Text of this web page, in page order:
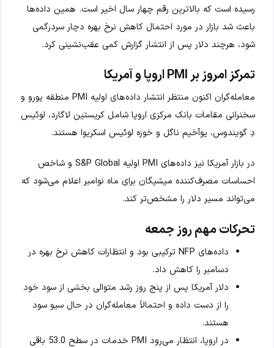
رسیده است که بالاترین رقم چهار سال اخیر است. همین داده‌ها
باعث شد بازار در مورد احتمال کاهش نرخ بهره دچار سردرگمی
شود، هرچند دلار پس از انتشار گزارش کمی عقب‌نشینی کرد.
تمرکز امروز بر PMI اروپا و آمریکا
معامله‌گران اکنون منتظر انتشار داده‌های اولیه PMI منطقه یورو و
سخنرانی مقامات بانک مرکزی اروپا شامل کریستین لاگارد، لوئیس
دِ گویندوس، یوآخیم ناگل و خوزه لوئیس اسکریوا هستند.
در بازار آمریکا نیز داده‌های PMI اولیه S&P Global و شاخص
احساسات مصرف‌کننده میشیگان برای ماه نوامبر اعلام می‌شود که
می‌تواند مسیر دلار را مشخص‌تر کند.
تحرکات مهم روز جمعه
داده‌های NFP ترکیبی بود و انتظارات کاهش نرخ بهره در
دسامبر را کاهش داد.
دلار آمریکا پس از پنج روز رشد متوالی بخشی از سود خود
را از دست داده و احتمالاً معامله‌گران در حال سیو سود
هستند.
در اروپا، انتظار می‌رود PMI خدمات در سطح 53.0 باقی